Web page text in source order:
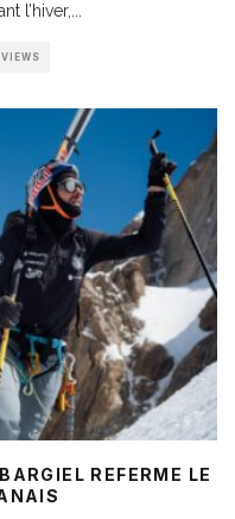
l’hiver,
REFERME LE